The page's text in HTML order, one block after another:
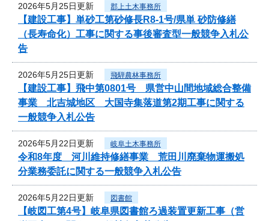
2026年5月25日更新 郡上土木事務所
【建設工事】単砂工第砂修長R8-1号/県単 砂防修繕
（長寿命化）工事に関する事後審査型一般競争入札公
告
2026年5月25日更新 飛騨農林事務所
【建設工事】飛中第0801号 県営中山間地域総合整備
事業 北吉城地区 大国寺集落道第2期工事に関する
一般競争入札公告
2026年5月22日更新 岐阜土木事務所
令和8年度 河川維持修繕事業 荒田川廃棄物運搬処
分業務委託に関する一般競争入札公告
2026年5月22日更新 図書館
【岐図工第4号】岐阜県図書館ろ過装置更新工事（営